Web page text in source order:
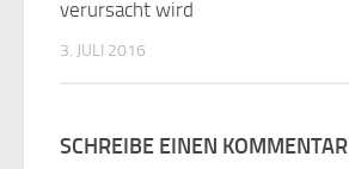
verursacht wird
3. JULI 2016
SCHREIBE EINEN KOMMENTAR